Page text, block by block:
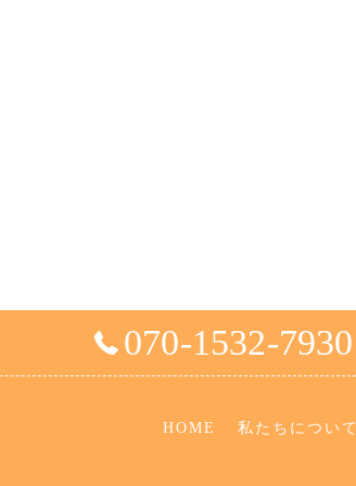
070-1532-7930
HOME 私たちについて